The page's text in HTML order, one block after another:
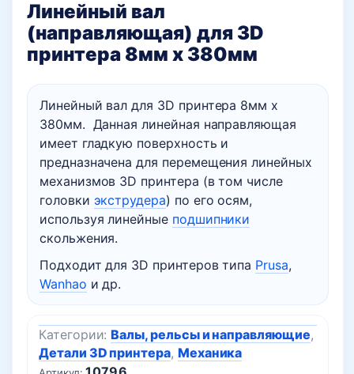
Линейный вал
(направляющая) для 3D
принтера 8мм х 380мм
Линейный вал для 3D принтера 8мм х
380мм. Данная линейная направляющая
имеет гладкую поверхность и
предназначена для перемещения линейных
механизмов 3D принтера (в том числе
головки экструдера) по его осям,
используя линейные подшипники
скольжения.
Подходит для 3D принтеров типа Prusa,
Wanhao и др.
Категории:Валы, рельсы и направляющие,
Детали 3D принтера, Механика